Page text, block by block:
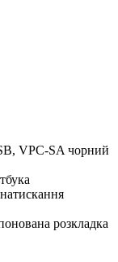
VPC-SA чорний
розкладка